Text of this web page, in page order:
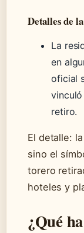
Detalles de
La
en
oficial
retiro.
El detalle:
sino el
torero
hoteles y
¿Qué